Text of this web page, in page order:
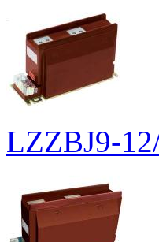
LZZBJ9-